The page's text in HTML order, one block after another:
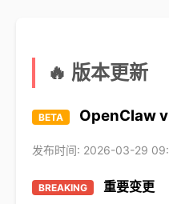
🔥 版本更新
BETA OpenClaw
发布时间: 2026-03-29
BREAKING 重要变更